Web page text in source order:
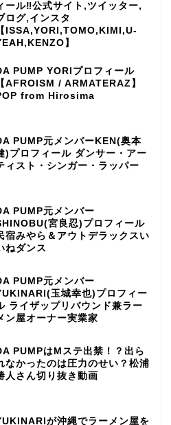
ール‼公式サイト,ツイッター,
ログ,インスタ
【ISSA,YORI,TOMO,KIMI,U-
】
PUMP YORIプロフィール
【AFROISM / ARMATERAZ】
from Hirosima
PUMP元メンバーKEN(奥本
)プロフィール ダンサー・アー
ィスト・シンガー・ラッパー
PUMP元メンバー
宮良忍)プロフィール
宿みやら＆アウトデラックスい
ねダンス
PUMP元メンバー
玉城幸也)プロフィー
ライザップリバウンド兼ラー
ン屋オーナー実業家
PUMPはMステ出禁！？出ら
なかったのは圧力のせい？松浦
人さん切り抜き動画
が沖縄でラーメン屋を